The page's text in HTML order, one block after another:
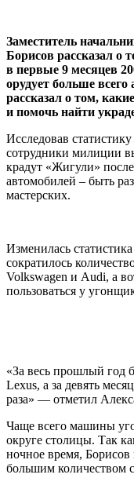
Заместитель
Борисов рассказал о
в первые 9 месяцев
орудует больше
рассказал о том,
и помочь найти
Исследовав
сотрудники милиции
крадут «Жигули»
автомобилей – быть
мастерских.
Изменилась
сократилось
Volkswagen и Audi, а
пользоваться у
«За весь прошлый год
Lexus, а за девять
раза» — отметил
Чаще всего машины
округе столицы. Так
ночное время, Борисов
большим количеством